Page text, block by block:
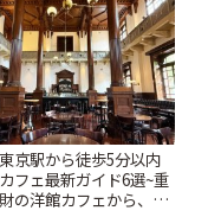
京駅から徒歩5分以内
フェ最新ガイド6選~重
の洋館カフェから、改